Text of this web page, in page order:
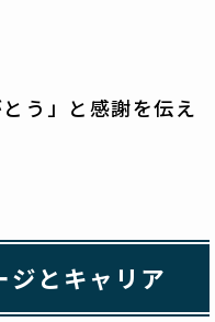
う」と感謝を伝え
ジとキャリア